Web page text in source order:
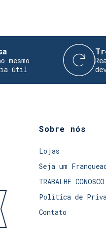
Troca
Realize
devolução
Sobre nós
Lojas
Seja um
TRABALHE CONOSCO
Política de
Contato